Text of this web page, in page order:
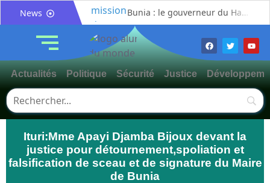
News
Bunia : le gouverneur du Haut-Uélé, Jean Bakomito Gambu, en mission de travail pour renforcer la coordination sécuritaire et sanitaire avec l’Ituri
Bunia : l’AIDAC-ASBL organise une prière d’action de grâce en l’honneur des finalistes musulmans admis à l’Examen d’État édition 2026
Ituri : un centre de traitement Ebola de plus de 100 lits ouvre ses portes pour renforcer la riposte
Ituri / Riposte contre Ebola : World Vision forme 50 leaders religieux à Bunia pour transformer la foi en actions contre Ebola
Djugu : l’ASADS et ALCAM sensibilisent près de 300 déplacés de Plaine Savo sur la protection des enfants et la cohésion sociale
Météo : une journée partiellement ensoleillée avec un risque d’orages ce vendredi à Bunia
Nord-Kivu : la MONUSCO évacue deux rescapés d’un crash aérien et rapatrie le corps d’une victime à Beni
Actualités Politique Sécurité Justice
Ituri:Mme Apayi Djamba Bijoux devant la
justice pour détournement,spoliation et
falsification de sceau et de signature du Maire
de Bunia